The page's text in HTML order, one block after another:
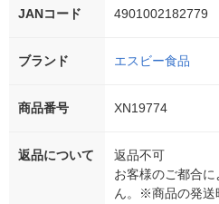
JANコード 4901002182779
ブランド エスビー食品
商品番号 XN19774
返品について
返品不可
お客様のご都合
ん。※商品の発送